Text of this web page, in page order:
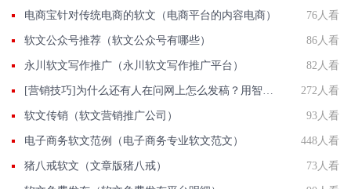
电商宝针对传统电商的软文（电商平台的内容电商） 76人看
软文公众号推荐（软文公众号有哪些） 86人看
永川软文写作推广（永川软文写作推广平台） 82人看
[营销技巧]为什么还有人在问网上怎么发稿？用智慧软文 272人看
软文传销（软文营销推广公司） 93人看
电子商务软文范例（电子商务专业软文范文） 448人看
猪八戒软文（文章版猪八戒） 73人看